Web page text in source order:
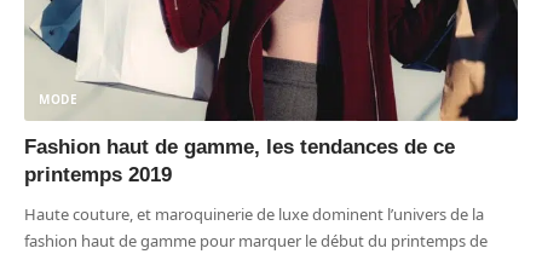
MODE
Fashion haut de gamme, les tendances de ce
printemps 2019
Haute couture, et maroquinerie de luxe dominent l’univers de la
fashion haut de gamme pour marquer le début du printemps de